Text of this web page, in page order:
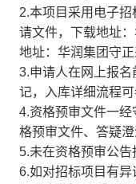
2.本项目采用电子
请文件，下载地址
地址：华润集团守
3.申请人在网上报
记，入库详细流程
4.资格预审文件一
格预审文件、答疑
5.未在资格预审公
6.如对招标项目有